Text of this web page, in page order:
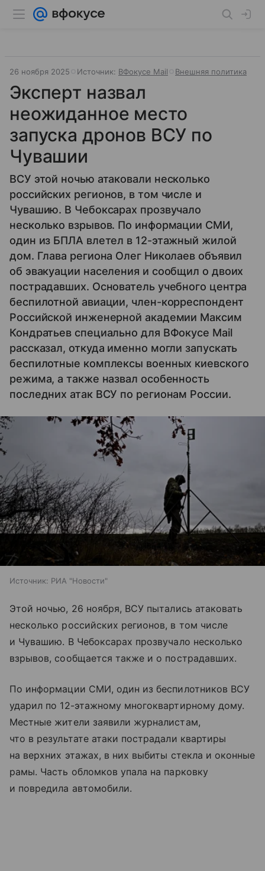
26 ноября 2025 Источник: ВФокусе Mail Внешняя политика
Эксперт назвал
неожиданное место
запуска дронов ВСУ по
Чувашии
ВСУ этой ночью атаковали несколько
российских регионов, в том числе и
Чувашию. В Чебоксарах прозвучало
несколько взрывов. По информации СМИ,
один из БПЛА влетел в 12-этажный жилой
дом. Глава региона Олег Николаев объявил
об эвакуации населения и сообщил о двоих
пострадавших. Основатель учебного центра
беспилотной авиации, член-корреспондент
Российской инженерной академии Максим
Кондратьев специально для ВФокусе Mail
рассказал, откуда именно могли запускать
беспилотные комплексы военных киевского
режима, а также назвал особенность
последних атак ВСУ по регионам России.
Источник: РИА "Новости"
Этой ночью, 26 ноября, ВСУ пытались атаковать
несколько российских регионов, в том числе
и Чувашию. В Чебоксарах прозвучало несколько
взрывов, сообщается также и о пострадавших.
По информации СМИ, один из беспилотников ВСУ
ударил по 12-этажному многоквартирному дому.
Местные жители заявили журналистам,
что в результате атаки пострадали квартиры
на верхних этажах, в них выбиты стекла и оконные
рамы. Часть обломков упала на парковку
и повредила автомобили.